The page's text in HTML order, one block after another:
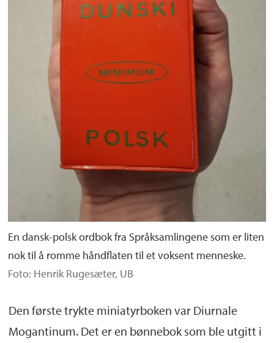
En dansk-polsk ordbok fra Språksamlingene som er liten
nok til å romme håndflaten til et voksent menneske.
Foto: Henrik Rugesæter, UB
Den første trykte miniatyrboken var Diurnale
Mogantinum. Det er en bønnebok som ble utgitt i